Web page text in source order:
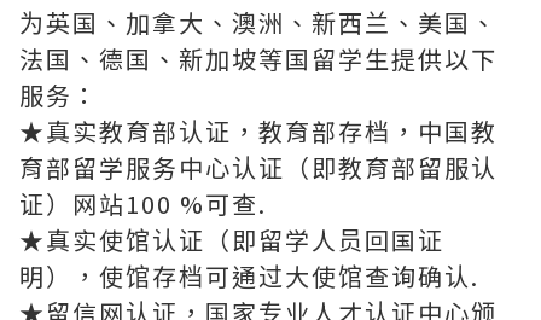
为英国、加拿大、澳洲、新西兰、美国、
法国、德国、新加坡等国留学生提供以下
服务：
★真实教育部认证，教育部存档，中国教
育部留学服务中心认证（即教育部留服认
证）网站100 %可查.
★真实使馆认证（即留学人员回国证
明），使馆存档可通过大使馆查询确认.
★留信网认证，国家专业人才认证中心颁